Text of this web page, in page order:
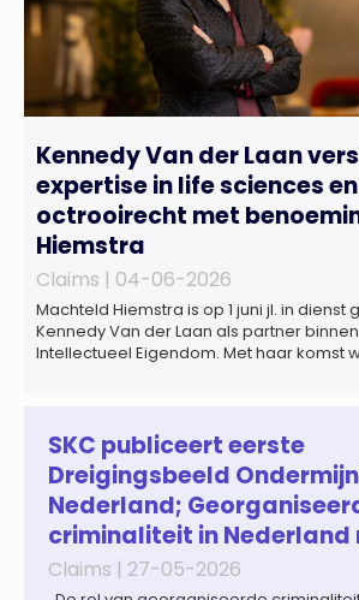
Kennedy Van der Laan
expertise in life sciences en
octrooirecht met
Hiemstra
Claims | 04-06-2026
Machteld Hiemstra is op 1 juni jl. in dienst
Kennedy Van der Laan als partner
Intellectueel Eigendom. Met haar komst
regelgeving relevant voor de life
SKC publiceert eerste
Dreigingsbeeld
Nederland;
criminaliteit in Nederland
Claims | 27-05-2026